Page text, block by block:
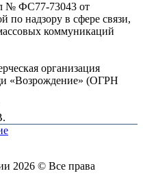
№ ФС77-73043 от
по надзору в сфере связи,
коммуникаций
организация
«Возрождение» (ОГРН
2026 © Все права